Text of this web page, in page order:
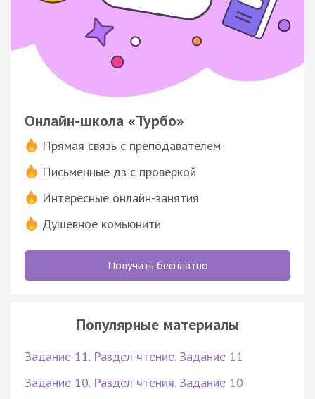
Онлайн-школа «Турбо»
Прямая связь с преподавателем
Письменные дз с проверкой
Интересные онлайн-занятия
Душевное комьюнити
Получить бесплатно
Популярные материалы
Задание 11. Раздел чтение. Задание 11
Задание 10. Раздел чтения. Задание 10